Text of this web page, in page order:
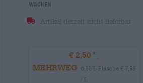
Wacken
Artikel derzeit nicht lieferbar
€ 2,50
MEHRWEG
0,33 L Flasche € 7,58
/ L